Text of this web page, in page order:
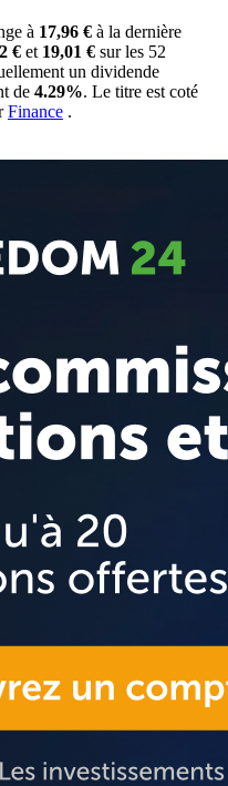
à 17,96 € à la dernière
€ et 19,01 € sur les 52
un dividende
de 4.29%. Le titre est coté
Finance .